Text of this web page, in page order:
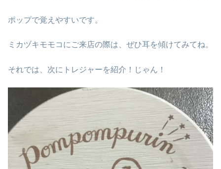
ポップで覚えやすいです。
ミカヅキモモコにご来店の際は、ぜひ耳を傾けてみてね。
それでは、次にトレジャーを紹介！じゃん！